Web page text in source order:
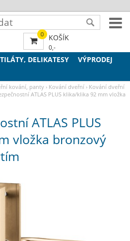
DELIKATESY
VÝPRODEJ
kování, panty › Kování dveřní › Kování dveřní
ATLAS PLUS klika/klika 92 mm vložka
ATLAS PLUS
vložka bronzový
0 KOŠÍK
0,-